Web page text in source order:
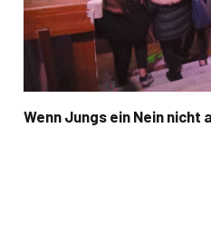
Wenn Jungs ein Nein nicht